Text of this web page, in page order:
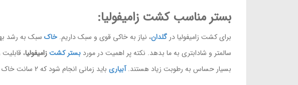
بستر مناسب کشت زامیفولیا:
برای کشت زامیفولیا در گلدان، نیاز به خاکی قوی و سبک داریم. خاک سبک به رشد
سالمتر و شادابتری به ما بدهد. نکته پر اهمیت در مورد بستر کشتزامیفولیا،
بسیار حساس به رطوبت زیاد هستند.آبیاری باید زمانی انجام شود که 2 سانت خاک سطحی خشک شده باشد.